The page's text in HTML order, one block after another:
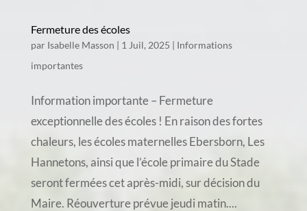
Fermeture des écoles
par Isabelle Masson | 1 Juil, 2025 | Informations
importantes
Information importante – Fermeture
exceptionnelle des écoles ! En raison des fortes
chaleurs, les écoles maternelles Ebersborn, Les
Hannetons, ainsi que l’école primaire du Stade
seront fermées cet après-midi, sur décision du
Maire. Réouverture prévue jeudi matin....